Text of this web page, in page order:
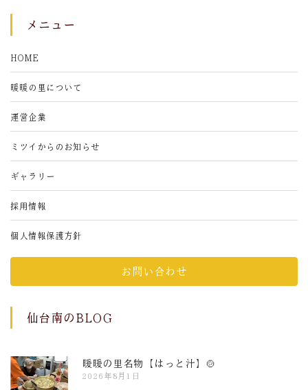
メニュー
HOME
暖暖の里について
運営企業
ミツイからのお知らせ
ギャラリー
採用情報
個人情報保護方針
お問い合わせ
仙台南のBLOG
暖暖の里名物【はっと汁】🍲
2026年8月1日